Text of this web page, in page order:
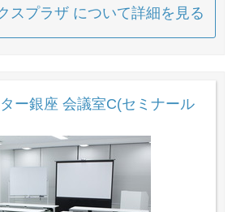
スプラザ について詳細を見る
ー銀座 会議室C(セミナール